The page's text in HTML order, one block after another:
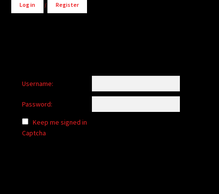
Log in / Register
Username:
Password:
Keep me signed in
Captcha